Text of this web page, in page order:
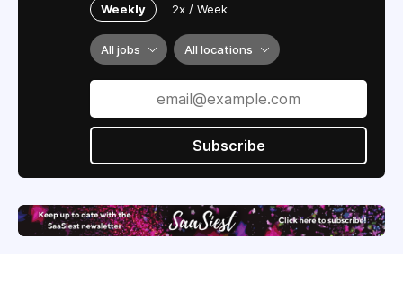
Weekly 2x / Week
All jobs All locations
Subscribe